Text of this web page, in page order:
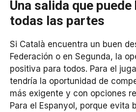
Una salida que
todas las partes
Si Català encuentra un buen
Federación o en Segunda, la
positiva para todos. Para el
tendría la oportunidad de
más exigente y con opciones
Para el Espanyol, porque evita